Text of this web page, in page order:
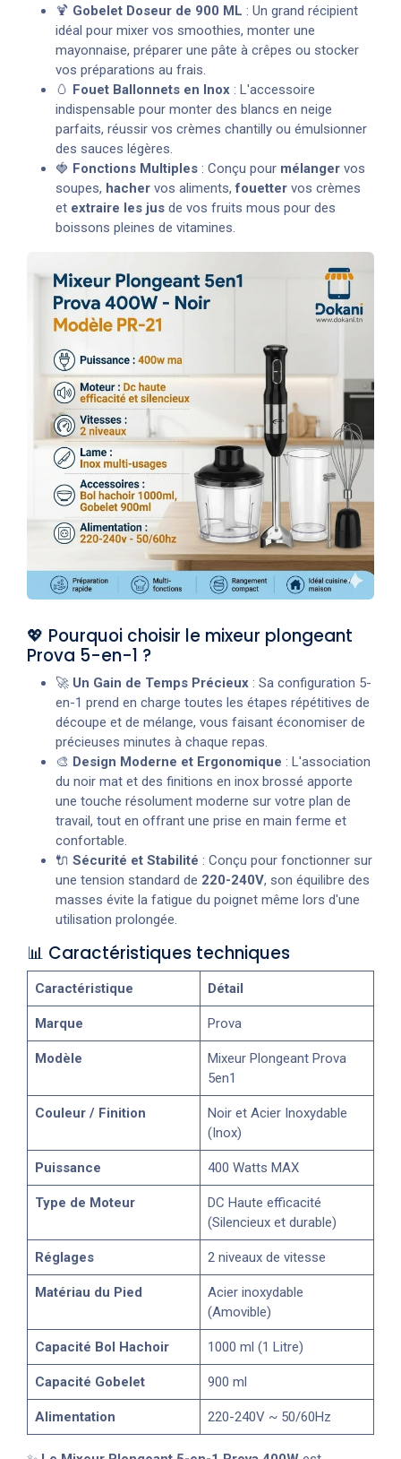
🍹 Gobelet Doseur de 900 ML : Un grand récipient
idéal pour mixer vos smoothies, monter une
mayonnaise, préparer une pâte à crêpes ou stocker
vos préparations au frais.
🥚 Fouet Ballonnets en Inox : L'accessoire
indispensable pour monter des blancs en neige
parfaits, réussir vos crèmes chantilly ou émulsionner
des sauces légères.
🍓 Fonctions Multiples : Conçu pour mélanger vos
soupes, hacher vos aliments,fouetter vos crèmes
et extraire les jus de vos fruits mous pour des
boissons pleines de vitamines.
💖 Pourquoi choisir le mixeur plongeant
Prova 5-en-1 ?
🚀 Un Gain de Temps Précieux : Sa configuration 5-
en-1 prend en charge toutes les étapes répétitives de
découpe et de mélange, vous faisant économiser de
précieuses minutes à chaque repas.
🎨 Design Moderne et Ergonomique : L'association
du noir mat et des finitions en inox brossé apporte
une touche résolument moderne sur votre plan de
travail, tout en offrant une prise en main ferme et
confortable.
🔌 Sécurité et Stabilité : Conçu pour fonctionner sur
une tension standard de 220-240V, son équilibre des
masses évite la fatigue du poignet même lors d'une
utilisation prolongée.
📊 Caractéristiques techniques
Caractéristique Détail
Marque Prova
Modèle
Mixeur Plongeant Prova
5en1
Couleur / Finition
Noir et Acier Inoxydable
(Inox)
Puissance 400 Watts MAX
Type de Moteur
DC Haute efficacité
(Silencieux et durable)
Réglages 2 niveaux de vitesse
Matériau du Pied
Acier inoxydable
(Amovible)
Capacité Bol Hachoir 1000 ml (1 Litre)
Capacité Gobelet 900 ml
Alimentation 220-240V ~ 50/60Hz